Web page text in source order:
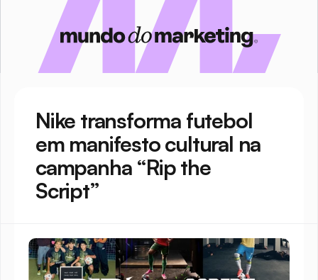
Nike transforma futebol
em manifesto cultural na
campanha “Rip the
Script”